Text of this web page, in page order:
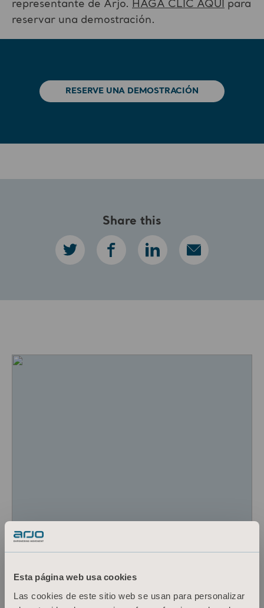
Esta página web usa cookies
Las cookies de este sitio web se usan para personalizar
representante de Arjo. HAGA CLIC AQUÍ
para
reservar una demostración.
RESERVE UNA DEMOSTRACIÓN
Share this
El término «cuidado con una sola
mano» se refiere simplemente a un
medio para transferir de forma